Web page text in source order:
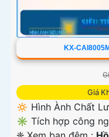
KX-
Giá
🔅 Hình Ành Chất
✳️ Tích hợp công